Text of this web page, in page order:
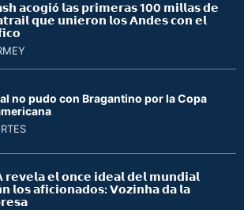
𝗮𝗰𝗼𝗴𝗶ó 𝗹𝗮𝘀 𝗽𝗿𝗶𝗺𝗲𝗿𝗮𝘀 100 𝗺𝗶𝗹𝗹𝗮𝘀 𝗱𝗲
𝗾𝘂𝗲 𝘂𝗻𝗶𝗲𝗿𝗼𝗻 𝗹𝗼𝘀 𝗔𝗻𝗱𝗲𝘀 𝗰𝗼𝗻 𝗲𝗹
no pudo con Bragantino por la Copa
𝗿𝗲𝘃𝗲𝗹𝗮 𝗲𝗹 𝗼𝗻𝗰𝗲 𝗶𝗱𝗲𝗮𝗹 𝗱𝗲𝗹 𝗺𝘂𝗻𝗱𝗶𝗮𝗹
𝗹𝗼𝘀 𝗮𝗳𝗶𝗰𝗶𝗼𝗻𝗮𝗱𝗼𝘀: 𝗩𝗼𝘇𝗶𝗻𝗵𝗮 𝗱𝗮 𝗹𝗮